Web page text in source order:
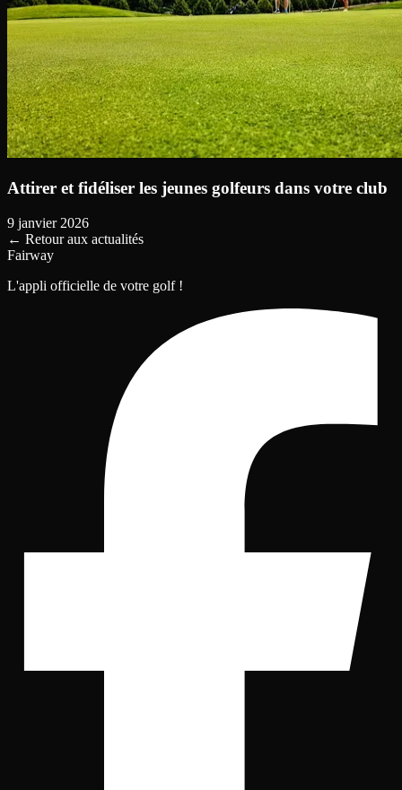
Attirer et fidéliser les jeunes golfeurs dans votre club
9 janvier 2026
← Retour aux actualités
Fairway
L'appli officielle de votre golf !